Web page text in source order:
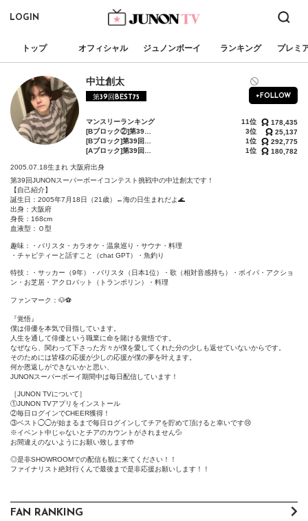
LOGIN
トップ オフィシャル ジュノンボーイ ランキング プレミ
中辻創太
第39回BEST75 +FOLLOW
マンスリーランキング 11位
178,435
3位
25,137
1位
292,775
1位 180,782
2005.07.18生まれ 大阪府出身
第39回JUNONスーパーボーイコンテスト挑戦中の中辻創太です！
【自己紹介】
誕生日：2005年7月18日（21歳）←海の日生まれだよ🌊
出身：大阪府
身長：168cm
血液型：Ｏ型
趣味：・バリスタ・カラオケ・温泉巡り・サウナ・料理
・チャピティーと話すこと（chat GPT）・魚釣り
特技：・サッカー（9年）・バリスタ（日本1位）・歌（相対音感持ち）・ボイパ・アクショ
ン・お芝居・アクロバット（トランポリン）・料理
ファンマーク：🐶⚽️
『覚悟』
僕は俳優を本気で目指しています。
人生を通して俳優という職業に命を賭ける覚悟です。
なぜなら、関わって下さった方々が僕を愛してくれた分の少しも返せていないからです。
そのためには皆様の応援が少しの応援が僕の夢を叶えます。
何か恩返しができないかと思い、
JUNONスーパーボーイ期間中は毎日配信しています！
［JUNON TVについて］
①JUNON TVアプリをインストール
②毎日ログインでCHEER獲得！
③ベスト◯◯が始まるまで毎日ログインしてチアを貯めて頂けると幸いです😢
※イベント中じゃないとチアのカウントがされません💦
お間違えのないようにお願い致します🤲
◎是非SHOWROOMでの配信も観に来てください！！
ファイナリスト絶対行くんで最後まで是非応援お願いします！！
FAN RANKING